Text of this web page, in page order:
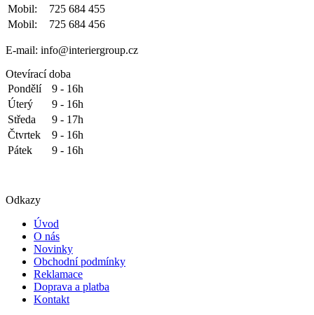
Mobil:
725 684 455
Mobil:
725 684 456
E-mail: info@interiergroup.cz
Otevírací doba
Pondělí
9 - 16h
Úterý
9 - 16h
Středa
9 - 17h
Čtvrtek
9 - 16h
Pátek
9 - 16h
Odkazy
Úvod
O nás
Novinky
Obchodní podmínky
Reklamace
Doprava a platba
Kontakt